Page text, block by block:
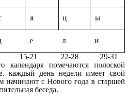
я ц ы
е л
и
21 22-28 29-31
календаря помечаются полоской
каждый день недели имеет свой
начинают с Нового года в старшей
беседа.